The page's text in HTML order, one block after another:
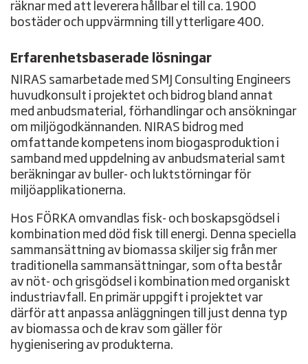
räknar med att leverera hållbar el till ca. 1900
bostäder och uppvärmning till ytterligare 400.
Erfarenhetsbaserade lösningar
NIRAS samarbetade med SMJ Consulting Engineers
huvudkonsult i projektet och bidrog bland annat
med anbudsmaterial, förhandlingar och ansökningar
om miljögodkännanden. NIRAS bidrog med
omfattande kompetens inom biogasproduktion i
samband med uppdelning av anbudsmaterial samt
beräkningar av buller- och luktstörningar för
miljöapplikationerna.
Hos FÖRKA omvandlas fisk- och boskapsgödsel i
kombination med död fisk till energi. Denna speciella
sammansättning av biomassa skiljer sig från mer
traditionella sammansättningar, som ofta består
av nöt- och grisgödsel i kombination med organiskt
industriavfall. En primär uppgift i projektet var
därför att anpassa anläggningen till just denna typ
av biomassa och de krav som gäller för
hygienisering av produkterna.